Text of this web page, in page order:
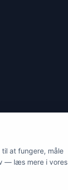
at fungere, måle
— læs mere i vores